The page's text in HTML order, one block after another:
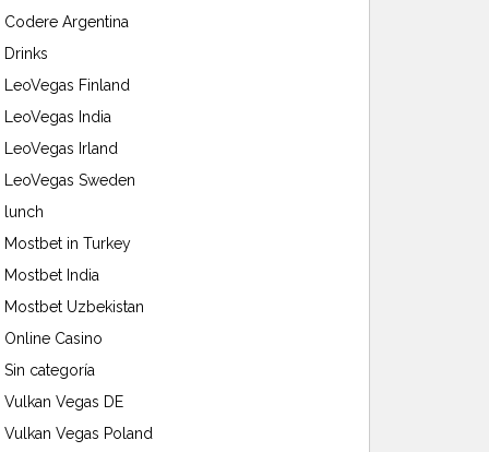
Codere Argentina
Drinks
LeoVegas Finland
LeoVegas India
LeoVegas Irland
LeoVegas Sweden
lunch
Mostbet in Turkey
Mostbet India
Mostbet Uzbekistan
Online Casino
Sin categoría
Vulkan Vegas DE
Vulkan Vegas Poland